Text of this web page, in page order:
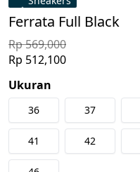
Ferrata Full Black
Rp 569,000
Rp 512,100
Ukuran
36 37
41 42